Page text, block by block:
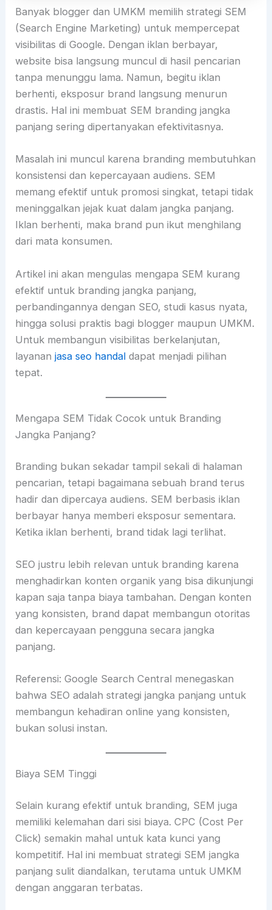
Banyak blogger dan UMKM memilih strategi SEM
(Search Engine Marketing) untuk mempercepat
visibilitas di Google. Dengan iklan berbayar,
website bisa langsung muncul di hasil pencarian
tanpa menunggu lama. Namun, begitu iklan
berhenti, eksposur brand langsung menurun
drastis. Hal ini membuat SEM branding jangka
panjang sering dipertanyakan efektivitasnya.
Masalah ini muncul karena branding membutuhkan
konsistensi dan kepercayaan audiens. SEM
memang efektif untuk promosi singkat, tetapi tidak
meninggalkan jejak kuat dalam jangka panjang.
Iklan berhenti, maka brand pun ikut menghilang
dari mata konsumen.
Artikel ini akan mengulas mengapa SEM kurang
efektif untuk branding jangka panjang,
perbandingannya dengan SEO, studi kasus nyata,
hingga solusi praktis bagi blogger maupun UMKM.
Untuk membangun visibilitas berkelanjutan,
layananjasa seo handal dapat menjadi pilihan
tepat.
Mengapa SEM Tidak Cocok untuk Branding
Jangka Panjang?
Branding bukan sekadar tampil sekali di halaman
pencarian, tetapi bagaimana sebuah brand terus
hadir dan dipercaya audiens. SEM berbasis iklan
berbayar hanya memberi eksposur sementara.
Ketika iklan berhenti, brand tidak lagi terlihat.
SEO justru lebih relevan untuk branding karena
menghadirkan konten organik yang bisa dikunjungi
kapan saja tanpa biaya tambahan. Dengan konten
yang konsisten, brand dapat membangun otoritas
dan kepercayaan pengguna secara jangka
panjang.
Referensi: Google Search Central menegaskan
bahwa SEO adalah strategi jangka panjang untuk
membangun kehadiran online yang konsisten,
bukan solusi instan.
Biaya SEM Tinggi
Selain kurang efektif untuk branding, SEM juga
memiliki kelemahan dari sisi biaya. CPC (Cost Per
Click) semakin mahal untuk kata kunci yang
kompetitif. Hal ini membuat strategi SEM jangka
panjang sulit diandalkan, terutama untuk UMKM
dengan anggaran terbatas.